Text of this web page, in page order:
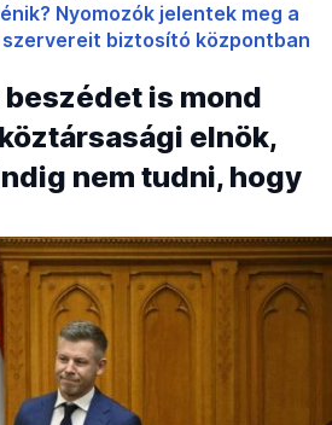
Nyomozók jelentek meg a
szervereit biztosító központban
is mond
elnök,
nem tudni, hogy